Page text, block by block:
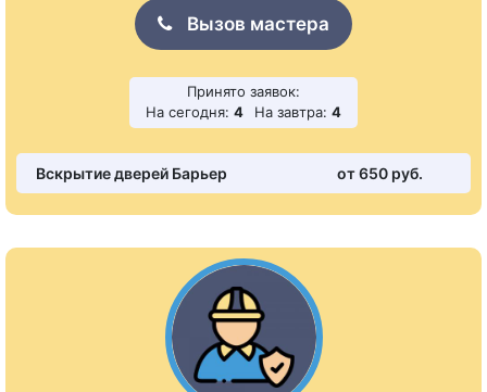
Вызов мастера
Принято заявок:
На сегодня: 4 На завтра: 4
Вскрытие дверей Барьер от 650 pуб.